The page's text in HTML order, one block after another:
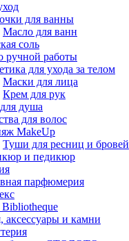
для ванны
Масло для ванн
соль
работы
для ухода за телом
Маски для лица
Крем для рук
душа
для волос
MakeUp
Туши для ресниц и бровей
и педикюр
парфюмерия
Bibliotheque
аксессуары и камни